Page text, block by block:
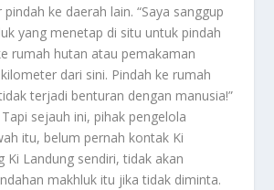
ke daerah lain. “Saya sanggup
yang menetap di situ untuk pindah
rumah hutan atau pemakaman
dari sini. Pindah ke rumah
terjadi benturan dengan manusia!”
sejauh ini, pihak pengelola
itu, belum pernah kontak Ki
Ki Landung sendiri, tidak akan
makhluk itu jika tidak diminta.